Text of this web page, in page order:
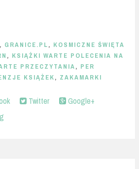
, GRANICE.PL, KOSMICZNE ŚWIĘTA
, KSIĄŻKI WARTE POLECENIA NA
PRZECZYTANIA, PER
KSIĄŻEK, ZAKAMARKI
Twitter
Google+